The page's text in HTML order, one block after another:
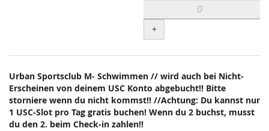
+
Urban Sportsclub M- Schwimmen // wird auch bei Nicht-
Erscheinen von deinem USC Konto abgebucht!! Bitte
storniere wenn du nicht kommst!! //Achtung: Du kannst nur
1 USC-Slot pro Tag gratis buchen! Wenn du 2 buchst, musst
du den 2. beim Check-in zahlen!!